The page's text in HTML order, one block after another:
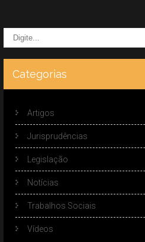
Categorias
Artigos
Jurisprudências
Legislação
Notícias
Trabalhos Sociais
Vídeos